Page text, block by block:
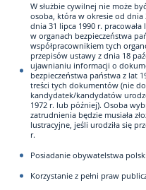
W służbie cywilnej nie może
osoba, która w okresie od dnia
dnia 31 lipca 1990 r. pracowała
w organach bezpieczeństwa
współpracownikiem tych
przepisów ustawy z dnia 18
ujawnianiu informacji o
bezpieczeństwa państwa z lat
treści tych dokumentów (nie
kandydatek/kandydatów
1972 r. lub później). Osoba
zatrudnienia będzie musiała
lustracyjne, jeśli urodziła się
r.
Posiadanie obywatelstwa
Korzystanie z pełni praw